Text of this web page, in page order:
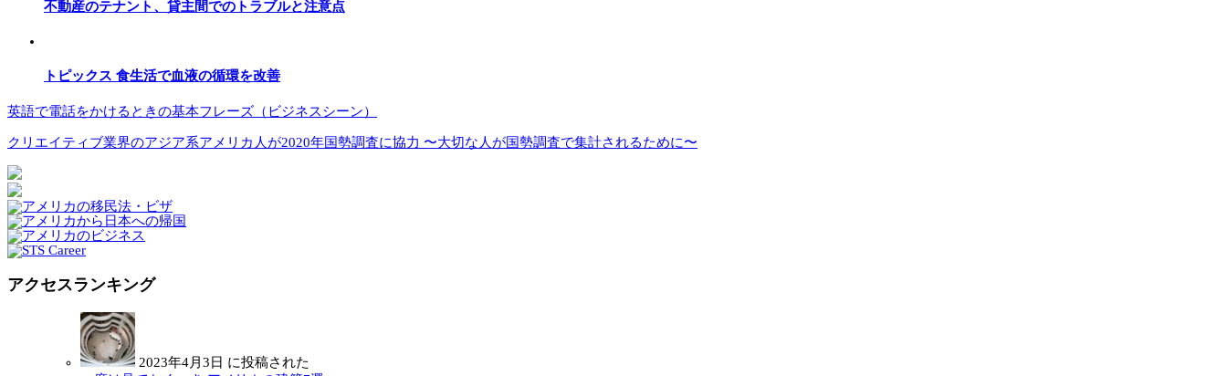
不動産のテナント、貸主間でのトラブルと注意点
トピックス 食生活で血液の循環を改善
英語で電話をかけるときの基本フレーズ（ビジネスシーン）
クリエイティブ業界のアジア系アメリカ人が2020年国勢調査に協力 〜大切な人が国勢調査で集計されるために〜
アクセスランキング
2023年4月3日 に投稿された